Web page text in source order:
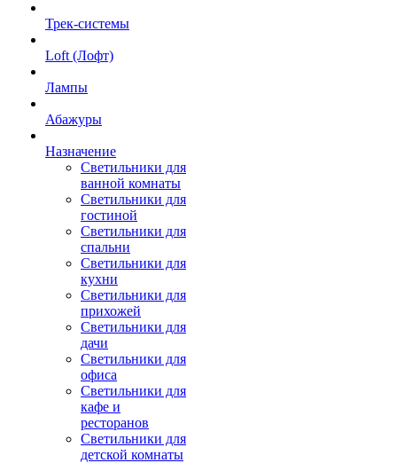
Трек-системы
Loft (Лофт)
Лампы
Абажуры
Назначение
Светильники для
ванной комнаты
Светильники для
гостиной
Светильники для
спальни
Светильники для
кухни
Светильники для
прихожей
Светильники для
дачи
Светильники для
офиса
Светильники для
кафе и
ресторанов
Светильники для
детской комнаты